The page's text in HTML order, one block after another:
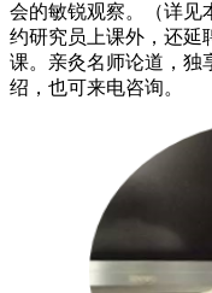
会的敏锐观察。（详见
约研究员上课外，还延
课。亲灸名师论道，独
绍，也可来电咨询。